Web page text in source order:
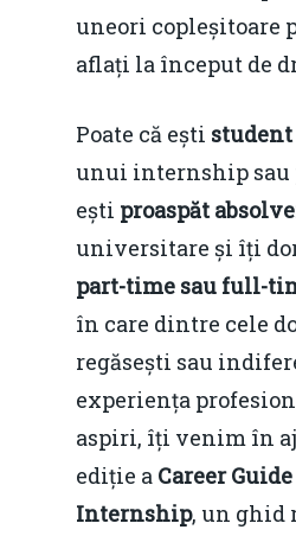
uneori copleșitoare
aflați la început de
Poate că ești student
unui internship sau
ești proaspăt
universitare și îți
part-time sau full-
în care dintre cele
regăsești sau
experiența
aspiri, îți venim în
ediție a Career
Internship, un ghid